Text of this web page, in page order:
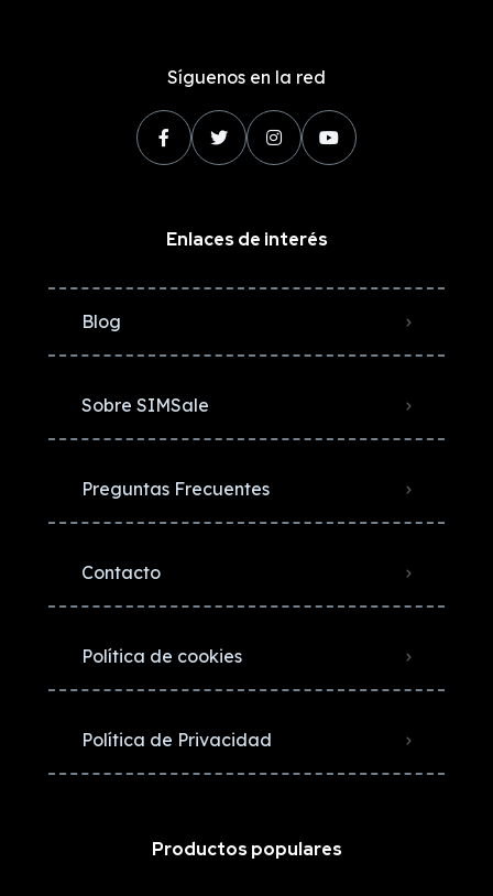
Síguenos en la red
Enlaces de interés
Blog
Sobre SIMSale
Preguntas Frecuentes
Contacto
Política de cookies
Política de Privacidad
Productos populares